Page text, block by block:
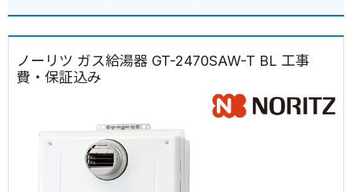
ノーリツ ガス給湯器 GT-2470SAW-T BL 工事
費・保証込み